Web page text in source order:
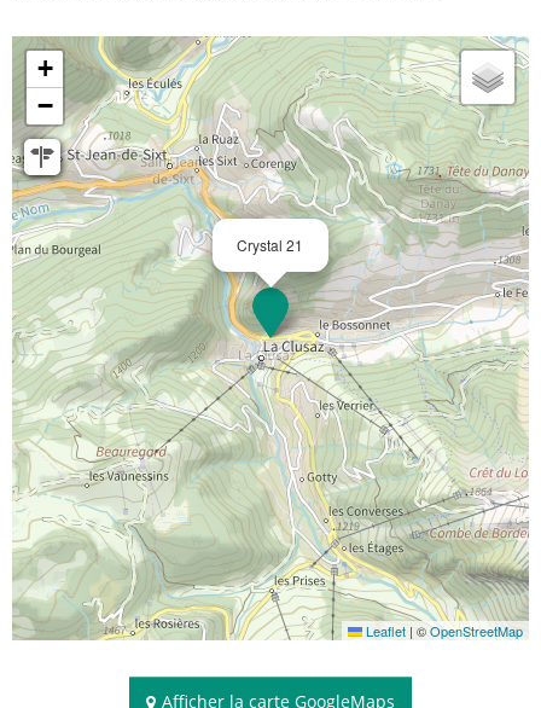
Crystal 21
+
−
Leaflet | ©OpenStreetMap
Afficher la carte GoogleMaps